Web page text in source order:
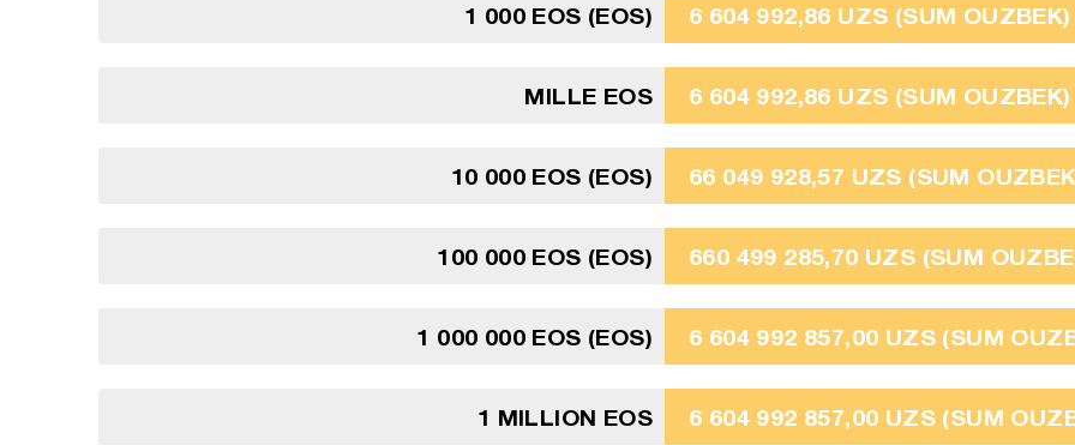
1 000 EOS (EOS) 6 604 992,86 UZS (SUM OUZBEK)
MILLE EOS 6 604 992,86 UZS (SUM OUZBEK)
10 000 EOS (EOS) 66 049 928,57 UZS (SUM
100 000 EOS (EOS) 660 499 285,70 UZS (SUM
1 000 000 EOS (EOS) 6 604 992 857,00 UZS (SUM
1 MILLION EOS 6 604 992 857,00 UZS (SUM